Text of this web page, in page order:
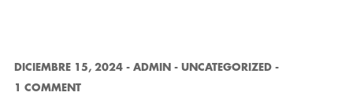
DICIEMBRE 15, 2024 - ADMIN - UNCATEGORIZED -
1 COMMENT